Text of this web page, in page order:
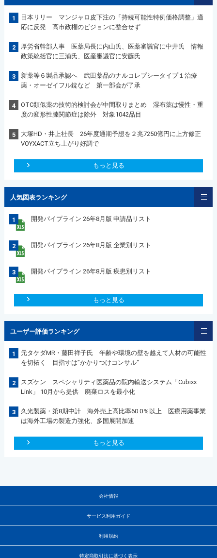
1
日本リリー マンジャロ皮下注の「持続可能性特例価格調整」適
応に反発 高市政権のビジョンに整合せず
2
厚労省幹部人事 医薬局長に内山氏、医薬審議官に中井氏 情報
政策統括官に三浦氏、医産審議官に安藤氏
3
新薬等６製品承認へ 武田薬品のナルコレプシータイプ１治療
薬・オーゼイフル錠など 第一部会が了承
4
OTC類似薬の技術的検討会が中間取りまとめ 湿布薬は慢性・重
度の変形性膝関節症は除外 対象1042品目
5
大塚HD・井上社長 26年度通期予想を２兆7250億円に上方修正
VOYXACT立ち上がり好調で
もっと見る
人気図表ランキング
1 開発パイプライン 26年8月版 申請品リスト
2 開発パイプライン 26年8月版 企業別リスト
3 開発パイプライン 26年8月版 疾患別リスト
もっと見る
ユーザー評価ランキング
1
元タケダMR・藤田祥子氏 年齢や環境の壁を越えて人材の可能性
を切拓く 目指すは”かかりつけコンサル“
2
スズケン スペシャリティ医薬品の院内輸送システム「Cubixx
Link」 10月から提供 廃棄ロスを最小化
3
久光製薬・第8期中計 海外売上高比率60.0％以上 医療用薬事業
は海外工場の製造力強化、多国展開加速
もっと見る
会社情報
サービス利用ガイド
利用規約
特定商取引法に基づく表示